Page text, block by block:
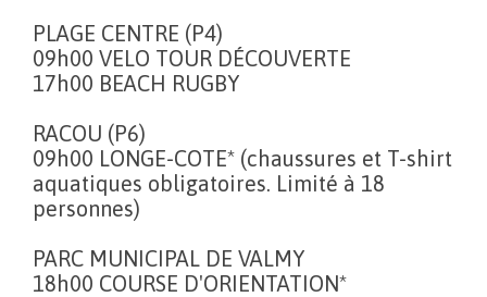
PLAGE CENTRE (P4)
09h00 VELO TOUR DÉCOUVERTE
17h00 BEACH RUGBY
RACOU (P6)
09h00 LONGE-COTE* (chaussures et T-shirt
aquatiques obligatoires. Limité à 18
personnes)
PARC MUNICIPAL DE VALMY
18h00 COURSE D'ORIENTATION*